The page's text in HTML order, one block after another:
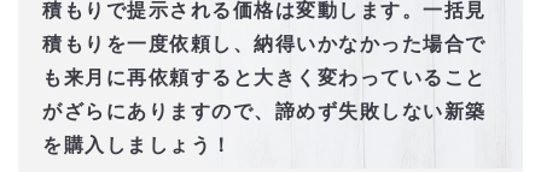
積もりで提示される価格は変動します。一括見
積もりを一度依頼し、納得いかなかった場合で
も来月に再依頼すると大きく変わっていること
がざらにありますので、諦めず失敗しない新築
を購入しましょう！